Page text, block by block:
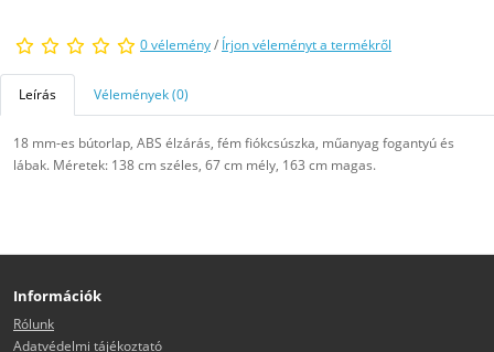
0 vélemény/ Írjon véleményt a termékről
Leírás Vélemények (0)
18 mm-es bútorlap, ABS élzárás, fém fiókcsúszka, műanyag fogantyú és
lábak. Méretek: 138 cm széles, 67 cm mély, 163 cm magas.
Információk
Rólunk
Adatvédelmi tájékoztató